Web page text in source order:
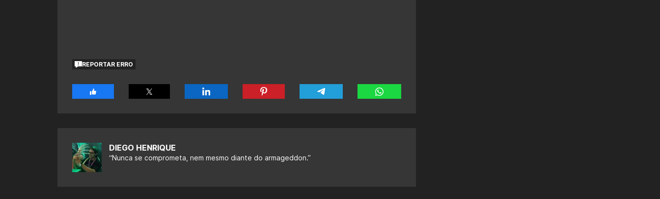
REPORTAR ERRO
DIEGO HENRIQUE
“Nunca se comprometa, nem mesmo diante do armageddon.”